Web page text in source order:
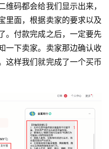
码都会给我们显示出来，
里面，根据卖家的要求以及
。付款完成之后，一定要先
一下卖家。卖家那边确认收
这样我们就完成了一个买币